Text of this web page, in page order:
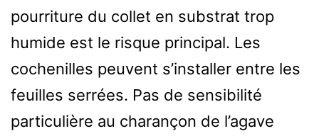
pourriture du collet en substrat trop
humide est le risque principal. Les
cochenilles peuvent s’installer entre les
feuilles serrées. Pas de sensibilité
particulière au charançon de l’agave